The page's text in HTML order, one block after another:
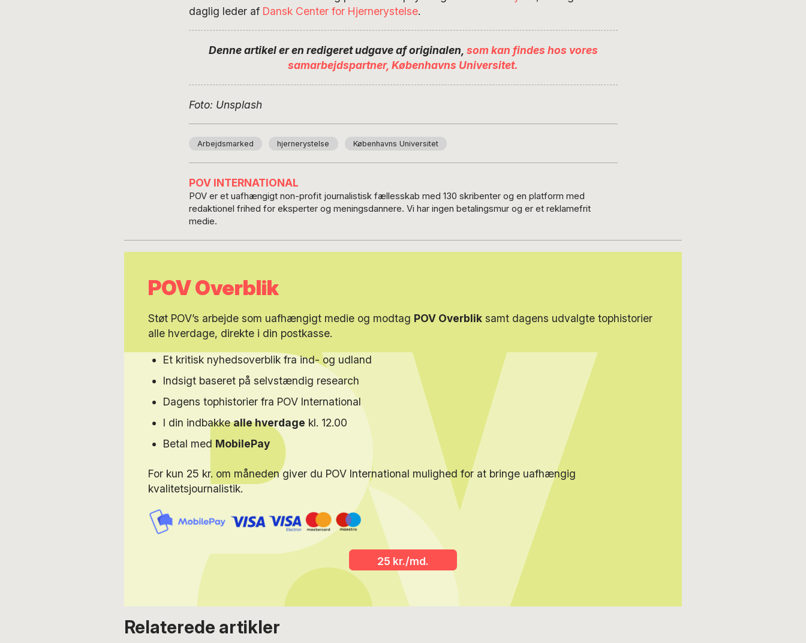
daglig leder af Dansk Center for Hjernerystelse.
Denne artikel er en redigeret udgave af originalen, som kan findes hos vores
samarbejdspartner, Københavns Universitet.
Foto: Unsplash
Arbejdsmarked hjernerystelse Københavns Universitet
POV INTERNATIONAL
POV er et uafhængigt non-profit journalistisk fællesskab med 130 skribenter og en platform med
redaktionel frihed for eksperter og meningsdannere. Vi har ingen betalingsmur og er et reklamefrit
medie.
POV Overblik
Støt POV’s arbejde som uafhængigt medie og modtag POV Overbliksamt dagens udvalgte tophistorier
alle hverdage, direkte i din postkasse.
Et kritisk nyhedsoverblik fra ind- og udland
Indsigt baseret på selvstændig research
Dagens tophistorier fra POV International
I din indbakkealle hverdage kl. 12.00
Betal med MobilePay
For kun 25 kr. om måneden giver du POV International mulighed for at bringe uafhængig
kvalitetsjournalistik.
25 kr./md.
Relaterede artikler